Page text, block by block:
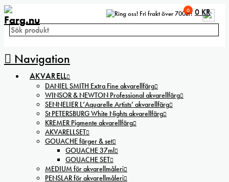
Fri frakt över 700kr!
Navigation
0 0 KR
AKVARELL
DANIEL SMITH Extra Fine akvarellfärg
WINSOR & NEWTON Professional akvarellfärg
SENNELIER L’Aquarelle Artists’ akvarellfärg
St PETERSBURG White Nights akvarellfärg
KREMER Pigmente akvarellfärg
AKVARELLSET
GOUACHE färger & set
GOUACHE 37ml
GOUACHE SET
MEDIUM för akvarellmåleri
PENSLAR för akvarellmåleri